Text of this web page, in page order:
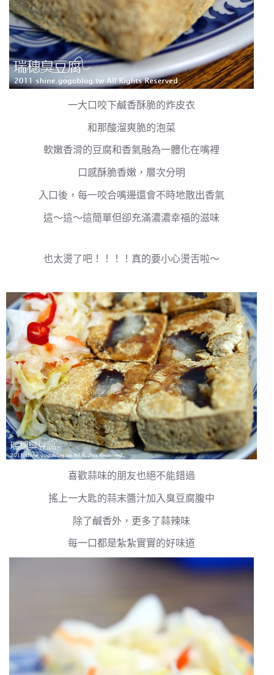
一大口咬下鹹香酥脆的炸皮衣
和那酸溜爽脆的泡菜
軟嫩香滑的豆腐和香氣融為一體化在嘴裡
口感酥脆香嫩，層次分明
入口後，每一咬合嘴邊還會不時地散出香氣
這～這～這簡單但卻充滿濃濃幸福的滋味
也太燙了吧！！！！真的要小心燙舌啦～
喜歡蒜味的朋友也絕不能錯過
搖上一大匙的蒜末醬汁加入臭豆腐腹中
除了鹹香外，更多了蒜辣味
每一口都是紮紮實實的好味道